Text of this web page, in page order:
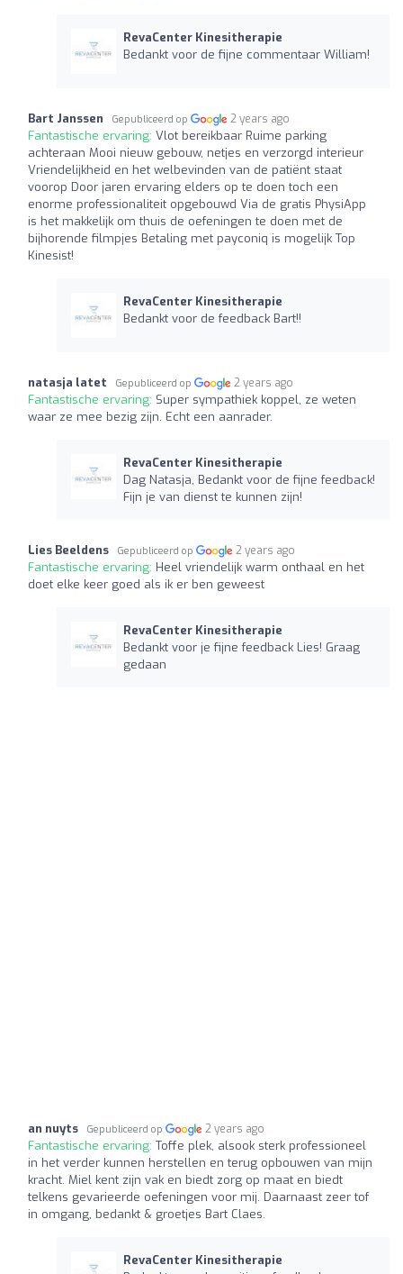
RevaCenter Kinesitherapie
Bedankt voor de fijne commentaar William!
Bart Janssen Gepubliceerd op 2 years ago
Fantastische ervaring: Vlot bereikbaar Ruime parking
achteraan Mooi nieuw gebouw, netjes en verzorgd interieur
Vriendelijkheid en het welbevinden van de patiënt staat
voorop Door jaren ervaring elders op te doen toch een
enorme professionaliteit opgebouwd Via de gratis PhysiApp
is het makkelijk om thuis de oefeningen te doen met de
bijhorende filmpjes Betaling met payconiq is mogelijk Top
Kinesist!
RevaCenter Kinesitherapie
Bedankt voor de feedback Bart!!
natasja latet Gepubliceerd op 2 years ago
Fantastische ervaring: Super sympathiek koppel, ze weten
waar ze mee bezig zijn. Echt een aanrader.
RevaCenter Kinesitherapie
Dag Natasja, Bedankt voor de fijne feedback!
Fijn je van dienst te kunnen zijn!
Lies Beeldens Gepubliceerd op 2 years ago
Fantastische ervaring: Heel vriendelijk warm onthaal en het
doet elke keer goed als ik er ben geweest
RevaCenter Kinesitherapie
Bedankt voor je fijne feedback Lies! Graag
gedaan
an nuyts Gepubliceerd op 2 years ago
Fantastische ervaring: Toffe plek, alsook sterk professioneel
in het verder kunnen herstellen en terug opbouwen van mijn
kracht. Miel kent zijn vak en biedt zorg op maat en biedt
telkens gevarieerde oefeningen voor mij. Daarnaast zeer tof
in omgang, bedankt & groetjes Bart Claes.
RevaCenter Kinesitherapie